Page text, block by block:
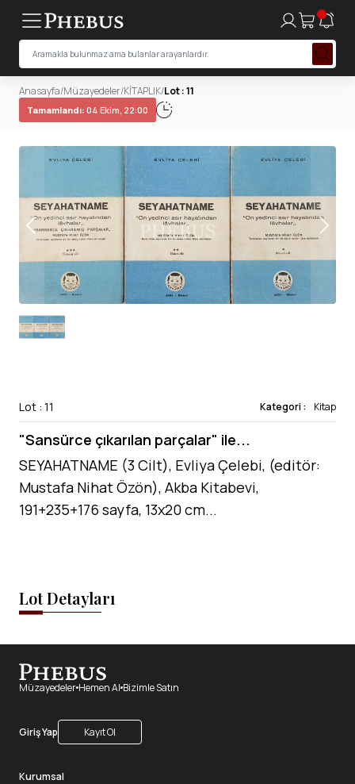
Anasayfa/Müzayedeler/KİTAPLIK/Lot : 11
Tamamlandı: 04 Ekim, 22:00
Lot : 11 Kategori : Kitap
"Sansürce çıkarılan parçalar" ile...
SEYAHATNAME (3 Cilt), Evliya Çelebi, (editör:
Mustafa Nihat Özön), Akba Kitabevi,
191+235+176 sayfa, 13x20 cm...
Lot Detayları
Müzayedeler Hemen Al Bizimle Satın
Giriş Yap Kayıt Ol
Kurumsal